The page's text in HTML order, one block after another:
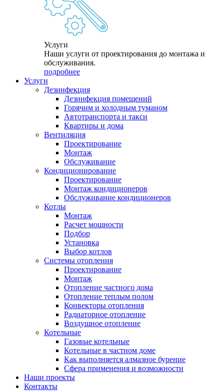
Услуги
Наши услуги от проектирования до монтажа и
обслуживания.
подробнее
Услуги
Дезинфекция
Дезинфекция помещений
Горячим и холодным туманом
Автотранспорта и такси
Квартиры и дома
Вентиляция
Проектирование
Монтаж
Обслуживание
Кондиционирование
Проектирование
Монтаж кондиционеров
Обслуживание кондиционеров
Котлы
Монтаж
Расчет мощности
Подбор
Установка
Выбор котлов
Системы отопления
Проектирование
Монтаж
Отопление частного дома
Отопление теплым полом
Конвекторы отопления
Радиаторное отопление
Воздушное отопление
Котельные
Газовые котельные
Котельные в частном доме
Как выполняется алмазное бурение
Сфера применения и возможности
Наши проекты
Контакты